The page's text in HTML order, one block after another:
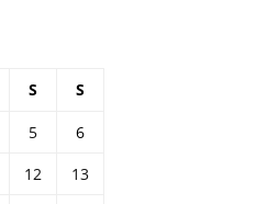
S S
5
6
12
13